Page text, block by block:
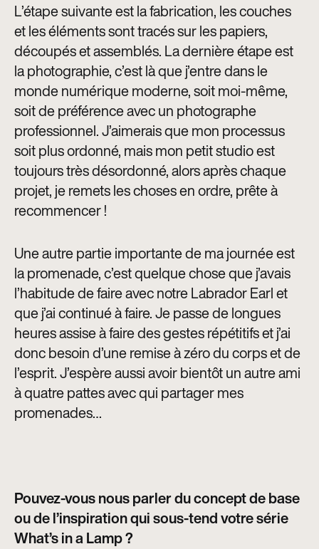
L’étape suivante est la fabrication, les couches
et les éléments sont tracés sur les papiers,
découpés et assemblés. La dernière étape est
la photographie, c’est là que j’entre dans le
monde numérique moderne, soit moi-même,
soit de préférence avec un photographe
professionnel. J’aimerais que mon processus
soit plus ordonné, mais mon petit studio est
toujours très désordonné, alors après chaque
projet, je remets les choses en ordre, prête à
recommencer !
Une autre partie importante de ma journée est
la promenade, c’est quelque chose que j’avais
l’habitude de faire avec notre Labrador Earl et
que j’ai continué à faire. Je passe de longues
heures assise à faire des gestes répétitifs et j’ai
donc besoin d’une remise à zéro du corps et de
l’esprit. J’espère aussi avoir bientôt un autre ami
à quatre pattes avec qui partager mes
promenades…
Pouvez-vous nous parler du concept de base
ou de l’inspiration qui sous-tend votre série
What’s in a Lamp ?